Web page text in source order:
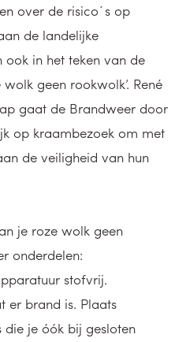
over de risico´s op
de landelijke
in het teken van de
geen rookwolk’. René
gaat de Brandweer door
op kraambezoek om met
de veiligheid van hun
je roze wolk geen
onderdelen:
stofvrij.
er brand is. Plaats
die je óók bij gesloten